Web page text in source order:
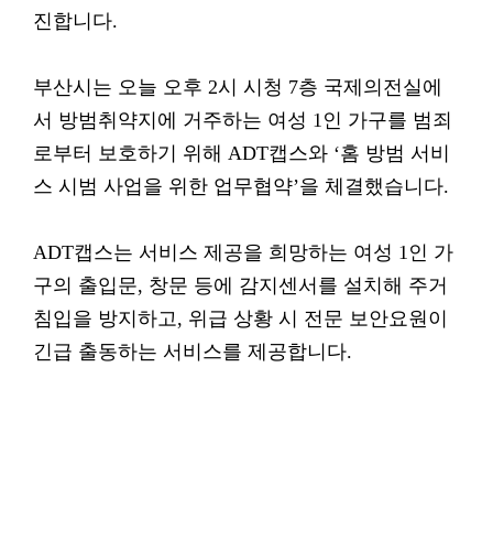
진합니다.
부산시는 오늘 오후 2시 시청 7층 국제의전실에
서 방범취약지에 거주하는 여성 1인 가구를 범죄
로부터 보호하기 위해 ADT캡스와 ‘홈 방범 서비
스 시범 사업을 위한 업무협약’을 체결했습니다.
ADT캡스는 서비스 제공을 희망하는 여성 1인 가
구의 출입문, 창문 등에 감지센서를 설치해 주거
침입을 방지하고, 위급 상황 시 전문 보안요원이
긴급 출동하는 서비스를 제공합니다.